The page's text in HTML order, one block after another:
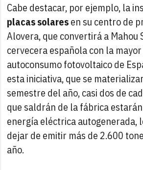
Cabe destacar, por ejemplo, la
placas solaresen su centro de
Alovera, que convertirá a Mahou
cervecera española con la
autoconsumo fotovoltaico de
esta iniciativa, que se
semestre del año, casi dos de
que saldrán de la fábrica
energía eléctrica autogenerada,
dejar de emitir más de 2.600
año.